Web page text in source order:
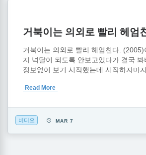
거북이는 의외로 빨리 헤엄
거북이는 의외로 빨리 헤엄친다.
지 넉달이 되도록 안보고있다가 결국 봐
정보없이 보기 시작했는데 시작하자마자
Read More
비디오 MAR 7